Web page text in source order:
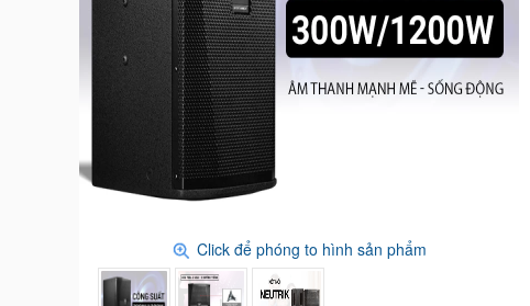
Click để phóng to hình sản phẩm